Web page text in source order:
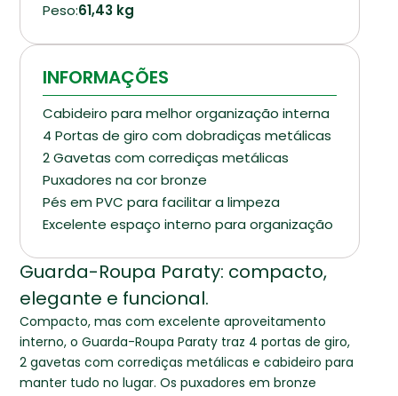
Peso:61,43 kg
INFORMAÇÕES
Cabideiro para melhor organização interna
4 Portas de giro com dobradiças metálicas
2 Gavetas com corrediças metálicas
Puxadores na cor bronze
Pés em PVC para facilitar a limpeza
Excelente espaço interno para organização
Guarda-Roupa Paraty: compacto,
elegante e funcional.
Compacto, mas com excelente aproveitamento
interno, o Guarda-Roupa Paraty traz 4 portas de giro,
2 gavetas com corrediças metálicas e cabideiro para
manter tudo no lugar. Os puxadores em bronze